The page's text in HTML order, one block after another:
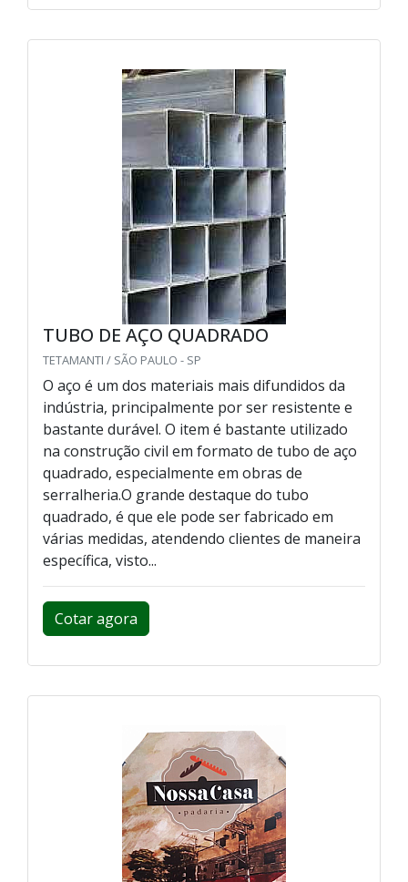
TUBO DE AÇO QUADRADO
TETAMANTI / SÃO PAULO - SP
O aço é um dos materiais mais difundidos da
indústria, principalmente por ser resistente e
bastante durável. O item é bastante utilizado
na construção civil em formato de tubo de aço
quadrado, especialmente em obras de
serralheria.O grande destaque do tubo
quadrado, é que ele pode ser fabricado em
várias medidas, atendendo clientes de maneira
específica, visto...
Cotar agora